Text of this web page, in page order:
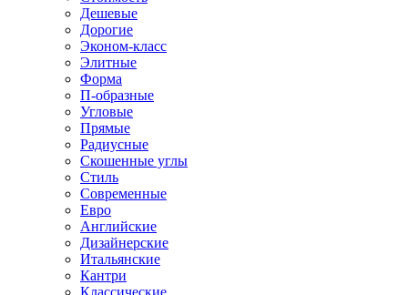
Дешевые
Дорогие
Эконом-класс
Элитные
Форма
П-образные
Угловые
Прямые
Радиусные
Скошенные углы
Стиль
Современные
Евро
Английские
Дизайнерские
Итальянские
Кантри
Классические